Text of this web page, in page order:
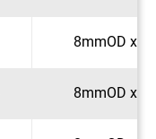
8mmOD x
8mmOD x